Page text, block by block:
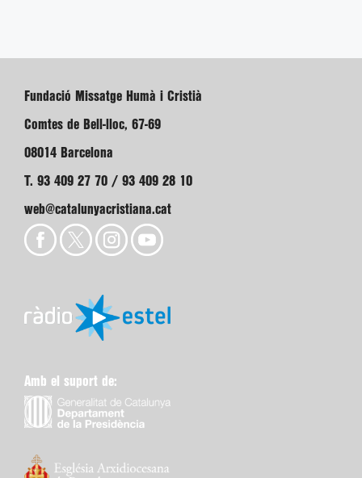
Fundació Missatge Humà i Cristià
Comtes de Bell-lloc, 67-69
08014 Barcelona
T. 93 409 27 70 / 93 409 28 10
web@catalunyacristiana.cat
Amb el suport de: